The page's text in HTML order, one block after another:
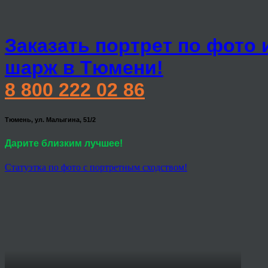
Заказать портрет по фото
шарж в Тюмени!
8 800 222 02 86
Тюмень, ул. Малыгина, 51/2
Дарите близким лучшее!
Статуэтка по фото с портретным сходством!